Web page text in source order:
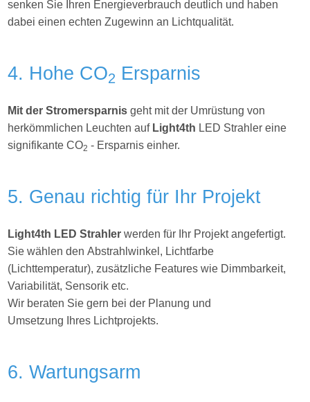
senken Sie Ihren Energieverbrauch deutlich und haben
dabei einen echten Zugewinn an Lichtqualität.
4. Hohe CO2 Ersparnis
Mit der Stromersparnis geht mit der Umrüstung von
herkömmlichen Leuchten auf Light4th LED Strahler eine
signifikante CO2 - Ersparnis einher.
5. Genau richtig für Ihr Projekt
Light4th LED Strahler werden für Ihr Projekt angefertigt.
Sie wählen den Abstrahlwinkel, Lichtfarbe
(Lichttemperatur), zusätzliche Features wie Dimmbarkeit,
Variabilität, Sensorik etc.
Wir beraten Sie gern bei der Planung und
Umsetzung Ihres Lichtprojekts.
6. Wartungsarm